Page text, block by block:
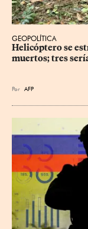
GEOPOLÍTICA
Helicóptero se
muertos; tres
Por AFP